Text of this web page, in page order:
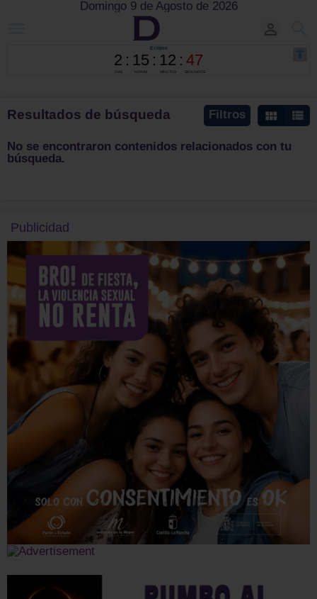
Domingo 9 de Agosto de 2026
Filtros
Resultados de búsqueda
No se encontraron contenidos relacionados con tu
búsqueda.
Publicidad